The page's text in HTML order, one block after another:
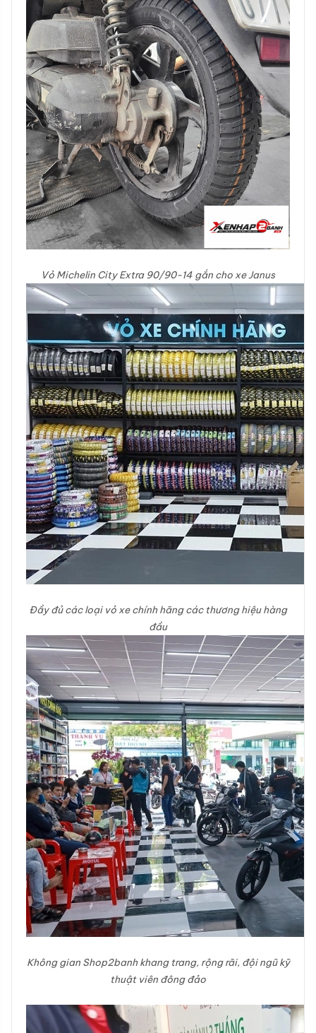
Vỏ Michelin City Extra 90/90-14 gắn cho xe Janus
Đầy đủ các loại vỏ xe chính hãng các thương hiệu hàng
đầu
Không gian Shop2banh khang trang, rộng rãi, đội ngũ kỹ
thuật viên đông đảo